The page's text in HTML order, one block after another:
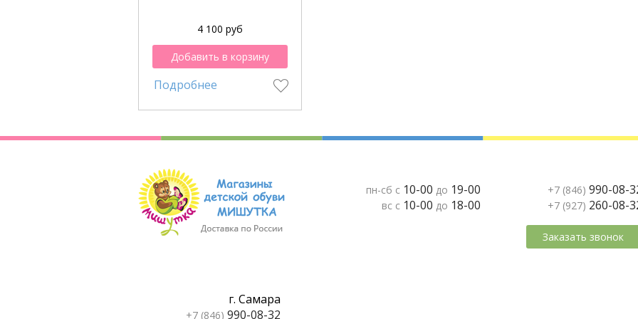
4 100 руб
Добавить в корзину
Подробнее
пн-сб с 10-00 до 19-00
вс с 10-00 до 18-00
+7 (846) 990-08-
+7 (927) 260-08-
Заказать звонок
г. Самара
+7 (846) 990-08-32